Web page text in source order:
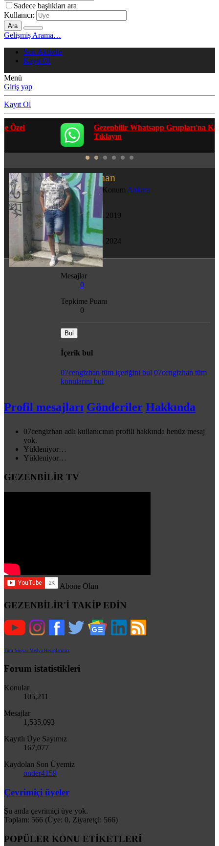
Sadece başlıkları ara
Kullanıcı:
Ara
Gelişmiş Arama…
Son Aktivite
Kayıt Ol
Menü
Giriş yap
Kayıt Ol
Gezenbilir Whatsapp Grupları'na Katılmak İçin
Tıklayın
07cengizhan
Sehri terket ·Konum Ankara
Katılım
28 Tem 2019
Son görülme
31 Tem 2024
Mesajlar
0
Tepkime Puanı
0
Bul
İçerik bul
07cengizhan tüm içeriğini bul 07cengizhan tüm
konularını bul
Profil mesajları Gönderiler Hakkında
07cengizhan adlı kullanıcının profili hakkında henüz mesaj
yok.
Yükleniyor…
Yükleniyor…
GEZENBİLİR TV
Abone Olun
GEZENBİLİR'İ TAKİP EDİN
Tüm Sosyal Medya Hesaplarımız
Forum istatistikleri
Konular
105,211
Mesajlar
1,535,093
Kayıtlı Üye Sayımız
167,077
Kaydolan Son Üyemiz
onder4159
Çevrimiçi üyeler
Şu anda çevrimiçi üye yok.
Toplam: 566 (Üye: 0, Ziyaretçi: 566)
POPÜLER KONU ETİKETLERİ